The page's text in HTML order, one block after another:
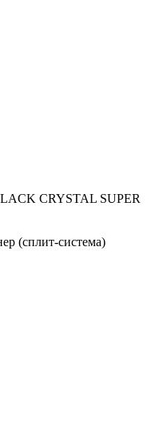
CRYSTAL SUPER
(сплит-система)